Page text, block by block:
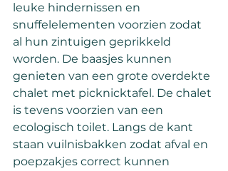
leuke hindernissen en
snuffelelementen voorzien zodat
al hun zintuigen geprikkeld
worden. De baasjes kunnen
genieten van een grote overdekte
chalet met picknicktafel. De chalet
is tevens voorzien van een
ecologisch toilet. Langs de kant
staan vuilnisbakken zodat afval en
poepzakjes correct kunnen